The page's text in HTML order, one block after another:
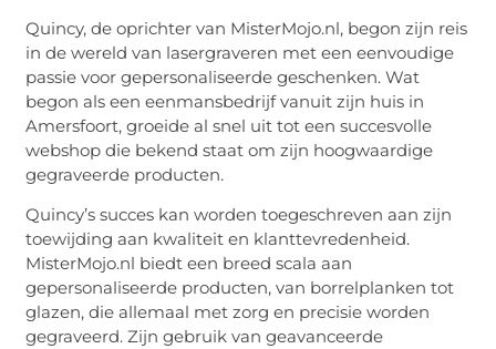
Quincy, de oprichter van MisterMojo.nl, begon zijn reis
in de wereld van lasergraveren met een eenvoudige
passie voor gepersonaliseerde geschenken. Wat
begon als een eenmansbedrijf vanuit zijn huis in
Amersfoort, groeide al snel uit tot een succesvolle
webshop die bekend staat om zijn hoogwaardige
gegraveerde producten.
Quincy’s succes kan worden toegeschreven aan zijn
toewijding aan kwaliteit en klanttevredenheid.
MisterMojo.nl biedt een breed scala aan
gepersonaliseerde producten, van borrelplanken tot
glazen, die allemaal met zorg en precisie worden
gegraveerd. Zijn gebruik van geavanceerde